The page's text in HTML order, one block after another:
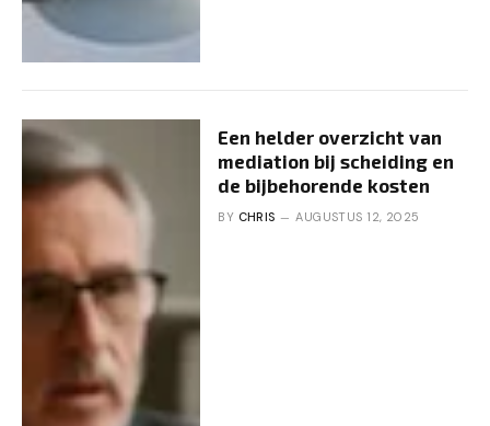
Een helder overzicht van
mediation bij scheiding en
de bijbehorende kosten
BY CHRIS AUGUSTUS 12, 2025